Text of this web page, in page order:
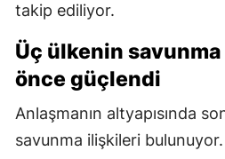
takip ediliyor.
Üç ülkenin
önce güçlendi
Anlaşmanın altyapısında
savunma ilişkileri bulunuyor.